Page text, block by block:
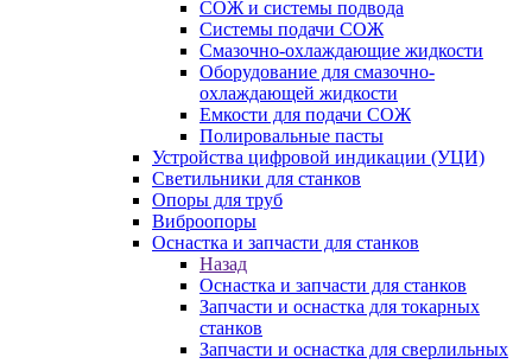
СОЖ и системы подвода
Системы подачи СОЖ
Смазочно-охлаждающие жидкости
Оборудование для смазочно-
охлаждающей жидкости
Емкости для подачи СОЖ
Полировальные пасты
Устройства цифровой индикации (УЦИ)
Светильники для станков
Опоры для труб
Виброопоры
Оснастка и запчасти для станков
Назад
Оснастка и запчасти для станков
Запчасти и оснастка для токарных
станков
Запчасти и оснастка для сверлильных